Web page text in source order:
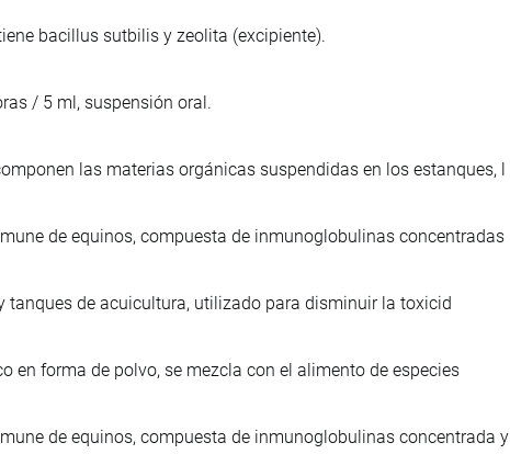
bacillus sutbilis y zeolita (excipiente).
/ 5 ml, suspensión oral.
las materias orgánicas suspendidas en los estanques, l
de equinos, compuesta de inmunoglobulinas concentradas
tanques de acuicultura, utilizado para disminuir la toxicid
en forma de polvo, se mezcla con el alimento de especies
de equinos, compuesta de inmunoglobulinas concentrada y